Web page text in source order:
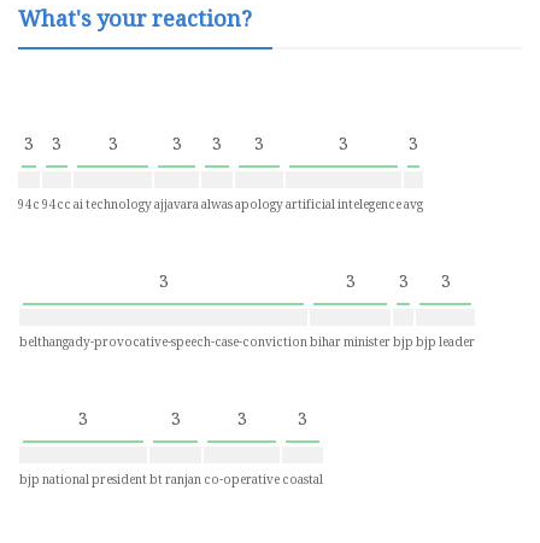
What's your reaction?
3
94c
3
94cc
3
ai technology
3
ajjavara
3
alwas
3
apology
3
artificial intelegence
3
avg
3
belthangady-provocative-speech-case-conviction
3
bihar minister
3
bjp
3
bjp leader
3
bjp national president
3
bt ranjan
3
co-operative
3
coastal